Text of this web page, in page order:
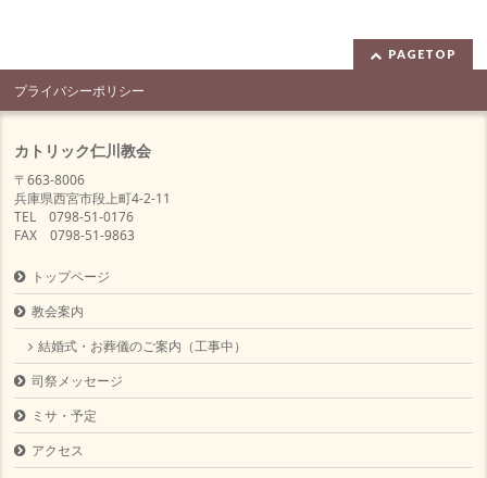
PAGETOP
プライバシーポリシー
カトリック仁川教会
〒663-8006
兵庫県西宮市段上町4-2-11
TEL 0798-51-0176
FAX 0798-51-9863
トップページ
教会案内
結婚式・お葬儀のご案内（工事中）
司祭メッセージ
ミサ・予定
アクセス